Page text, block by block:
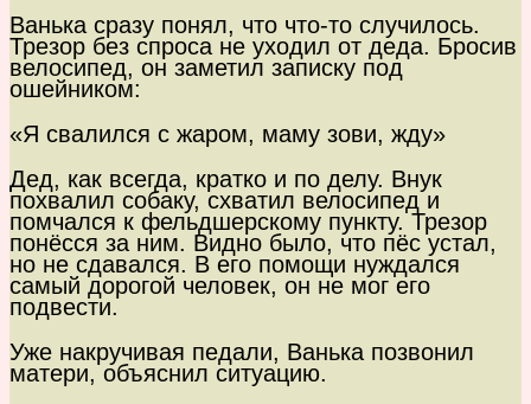
Ванька сразу понял, что что-то случилось.
Трезор без спроса не уходил от деда. Бросив
велосипед, он заметил записку под
ошейником:
«Я свалился с жаром, маму зови, жду»
Дед, как всегда, кратко и по делу. Внук
похвалил собаку, схватил велосипед и
помчался к фельдшерскому пункту. Трезор
понёсся за ним. Видно было, что пёс устал,
но не сдавался. В его помощи нуждался
самый дорогой человек, он не мог его
подвести.
Уже накручивая педали, Ванька позвонил
матери, объяснил ситуацию.